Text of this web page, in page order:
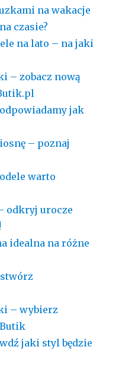
na wakacje
czasie?
na lato – na jaki
– zobacz nową
jak
– poznaj
warto
odkryj urocze
idealna na różne
– wybierz
jaki styl będzie